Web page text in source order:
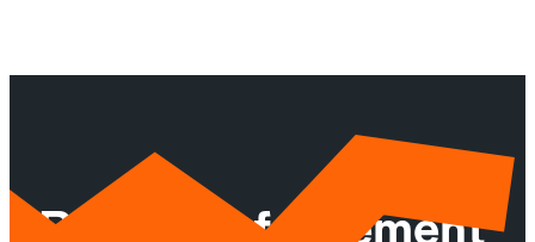
Réservez facilement